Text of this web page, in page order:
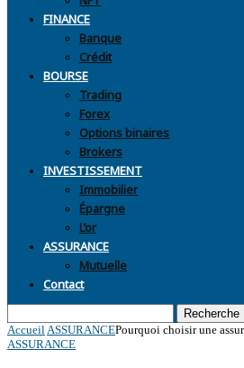
FINANCE
Banque
Crédit
BOURSE
Trading
Forex
Options binaires
Brokers
INVESTISSEMENT
Immobilier
Épargne
L’or
ASSURANCE
Mutuelle
Contact
Recherche
AccueilASSURANCEPourquoi choisir une
ASSURANCE